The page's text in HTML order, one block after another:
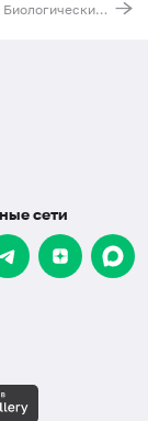
Биологический риск приёма гормональных контрацептивов
сети